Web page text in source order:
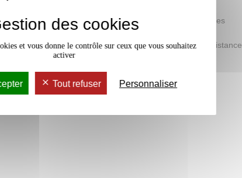
Mobilité d'études
Accessible à distance
des cookies
et vous donne le contrôle sur ceux que vous souhaitez
activer
Tout refuser Personnaliser